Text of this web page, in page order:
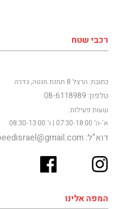
רכבי שטח
כתובת: הרצל 8 תחנת מנטה, גדרה
טלפון: 08-6118989
שעות פעילות:
א'-ה' 07:30-18:00 | ו' 08:30-13:00
דוא"ל: topspeedisrael@gmail.com
המפה אלינו